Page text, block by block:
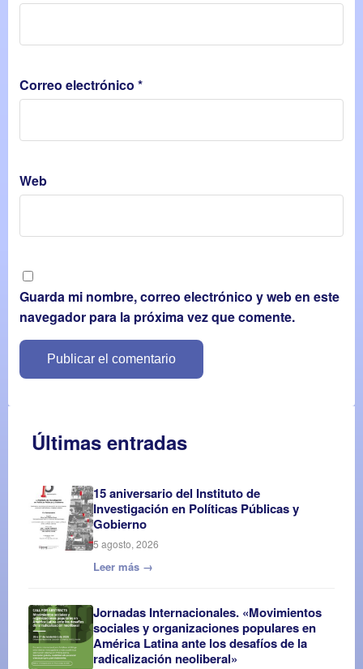
Correo electrónico *
Web
Guarda mi nombre, correo electrónico y web en este
navegador para la próxima vez que comente.
Últimas entradas
15 aniversario del Instituto de
Investigación en Políticas Públicas y
Gobierno
5 agosto, 2026
Leer más →
Jornadas Internacionales. «Movimientos
sociales y organizaciones populares en
América Latina ante los desafíos de la
radicalización neoliberal»